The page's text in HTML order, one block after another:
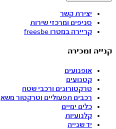
יצירת קשר
סניפים ומרכזי שירות
קריירה במטרו freesbe
קנייה ומכירה
אופנועים
קטנועים
טרקטורונים ורכבי שטח
רכבים תפעוליים וטרקטור משא
כלים ימיים
קלנועיות
יד שנייה